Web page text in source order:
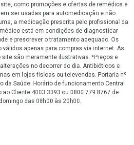
como promoções e ofertas de remédios e
ser usadas para automedicação e não
a medicação prescrita pelo profissional da
está em condições de diagnosticar
e prescrever o tratamento adequado. Os
apenas para compras via internet. As
são meramente ilustrativas. *Preços e
no decorrer do dia. Antibióticos e
em lojas físicas ou televendas. Portaria nº
da Saúde. Horário de funcionamento Central
Cliente 4003 3393 ou 0800 779 8767 de
das 08h00 às 20h00.